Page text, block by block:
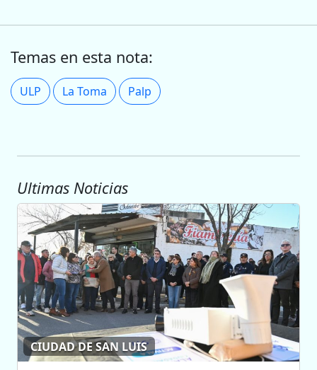
Temas en esta nota:
ULP La Toma Palp
Ultimas Noticias
CIUDAD DE SAN LUIS